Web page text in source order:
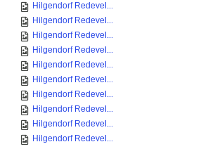
Hilgendorf Redevel...
Hilgendorf Redevel...
Hilgendorf Redevel...
Hilgendorf Redevel...
Hilgendorf Redevel...
Hilgendorf Redevel...
Hilgendorf Redevel...
Hilgendorf Redevel...
Hilgendorf Redevel...
Hilgendorf Redevel...